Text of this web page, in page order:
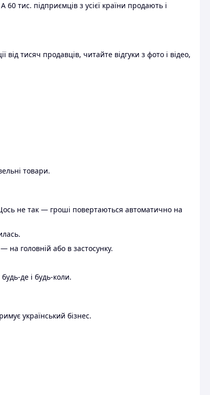
тис. підприємців з усієї країни продають і
тисяч продавців, читайте відгуки з фото і відео,
товари.
не так — гроші повертаються автоматично на
головній або в застосунку.
де і будь-коли.
український бізнес.